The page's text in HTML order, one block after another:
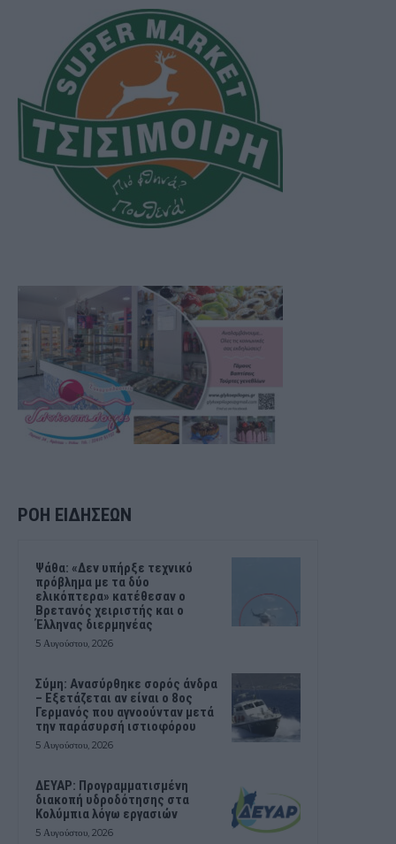
ΡΟΗ ΕΙΔΗΣΕΩΝ
Ψάθα: «Δεν υπήρξε τεχνικό
πρόβλημα με τα δύο
ελικόπτερα» κατέθεσαν ο
Βρετανός χειριστής και ο
Έλληνας διερμηνέας
5 Αυγούστου, 2026
Σύμη: Ανασύρθηκε σορός άνδρα
– Εξετάζεται αν είναι ο 8ος
Γερμανός που αγνοούνταν μετά
την παράσυρσή ιστιοφόρου
5 Αυγούστου, 2026
ΔΕΥΑΡ: Προγραμματισμένη
διακοπή υδροδότησης στα
Κολύμπια λόγω εργασιών
5 Αυγούστου, 2026